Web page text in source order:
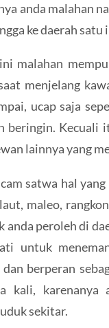
anda malahan
ke daerah satu
malahan
menjelang
ucap saja
beringin. Kecuali
lainnya yang
satwa hal
maleo,
anda peroleh di
untuk
berperan
kali, karenanya
sekitar.